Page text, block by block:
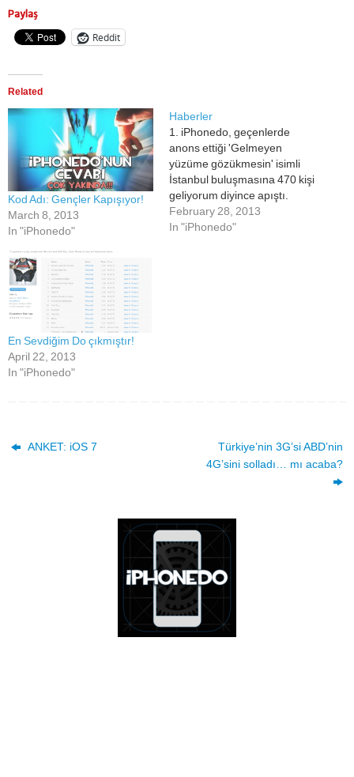
Paylaş
Reddit
Related
Kod Adı: Gençler Kapışıyor!
March 8, 2013
In "iPhonedo"
Haberler
1. iPhonedo, geçenlerde
anons ettiği 'Gelmeyen
yüzüme gözükmesin' isimli
İstanbul buluşmasına 470 kişi
geliyorum diyince apıştı.
Konu ile ilgili bar, konferans
salonu, diskotek, hamam gibi
February 28, 2013
In "iPhonedo"
En Sevdiğim Do çıkmıştır!
April 22, 2013
In "iPhonedo"
ANKET: iOS 7
Türkiye’nin 3G’si ABD’nin
4G’sini solladı… mı acaba?